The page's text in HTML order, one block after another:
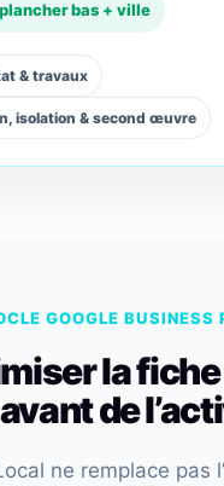
bas + ville
& travaux
isolation & second œuvre
GOOGLE BUSINESS
la
avant de
ne remplace pas